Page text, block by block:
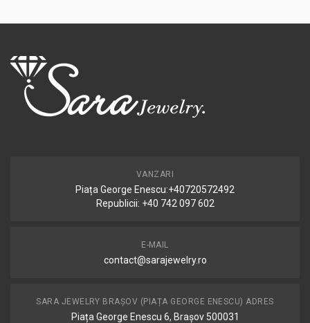
VANZARI
Piața George Enescu:+40720572492
Republicii: +40 742 097 602
E-MAIL
contact@sarajewelry.ro
SARA JEWELRY BRAȘOV (PIAȚA GEORGE ENESCU) ADRES
Piața George Enescu 6, Brașov 500031